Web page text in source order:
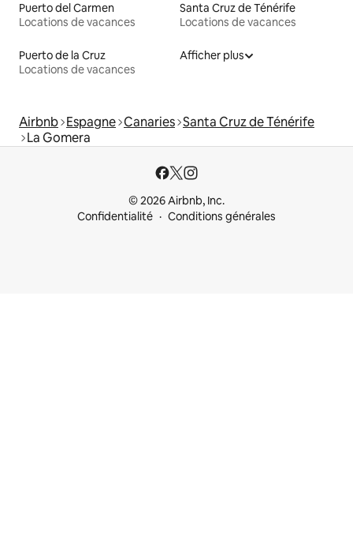
Puerto del Carmen
Locations de vacances
Santa Cruz de Ténérife
Locations de vacances
Puerto de la Cruz
Locations de vacances
Afficher plus
Airbnb Espagne Canaries Santa Cruz de Ténérife
La Gomera
© 2026 Airbnb, Inc.
Confidentialité
Conditions générales